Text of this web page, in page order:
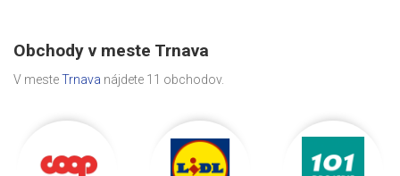
Obchody v meste Trnava
V mesteTrnava nájdete 11 obchodov.